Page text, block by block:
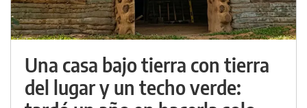
Una casa bajo tierra con tierra
del lugar y un techo verde: